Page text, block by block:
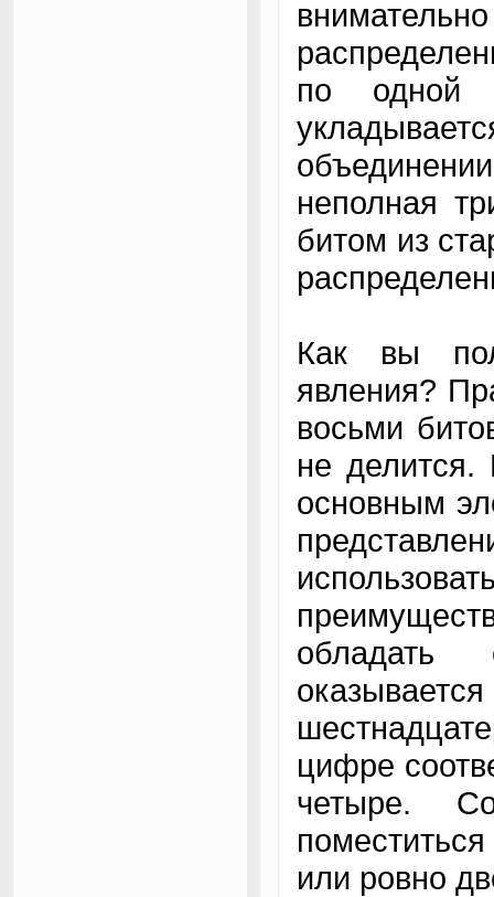
по одной
неполная
битом из
Как вы
явления?
восьми
не
основным
обладать
цифре
четыре.
или ровно